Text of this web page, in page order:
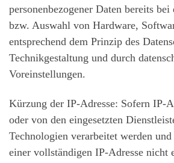
personenbezogener Daten bereits
bzw. Auswahl von Hardware,
entsprechend dem Prinzip des
Technikgestaltung und durch
Voreinstellungen.
Kürzung der IP-Adresse: Sofern IP-
oder von den eingesetzten
Technologien verarbeitet werden
einer vollständigen IP-Adresse nicht